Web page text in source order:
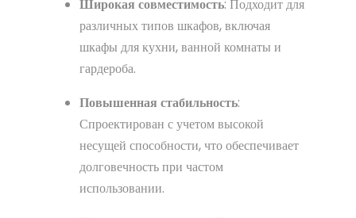
Широкая совместимость: Подходит для
различных типов шкафов, включая
шкафы для кухни, ванной комнаты и
гардероба.
Повышенная стабильность:
Спроектирован с учетом высокой
несущей способности, что обеспечивает
долговечность при частом
использовании.